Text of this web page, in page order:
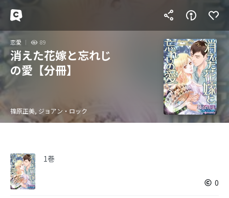
恋愛 89
消えた花嫁と忘れじ
の愛【分冊】
篠原正美, ジョアン・ロック
1巻
0